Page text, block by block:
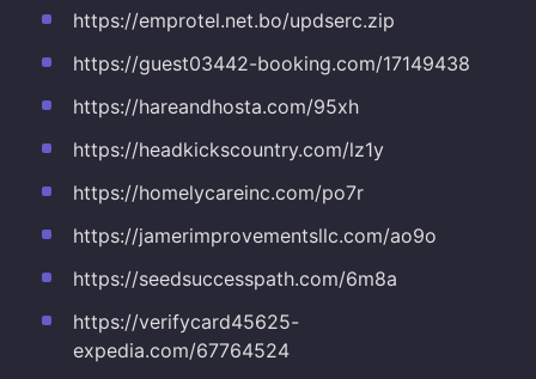
https://emprotel.net.bo/updserc.zip
https://guest03442-booking.com/17149438
https://hareandhosta.com/95xh
https://headkickscountry.com/lz1y
https://homelycareinc.com/po7r
https://jamerimprovementsllc.com/ao9o
https://seedsuccesspath.com/6m8a
https://verifycard45625-
expedia.com/67764524